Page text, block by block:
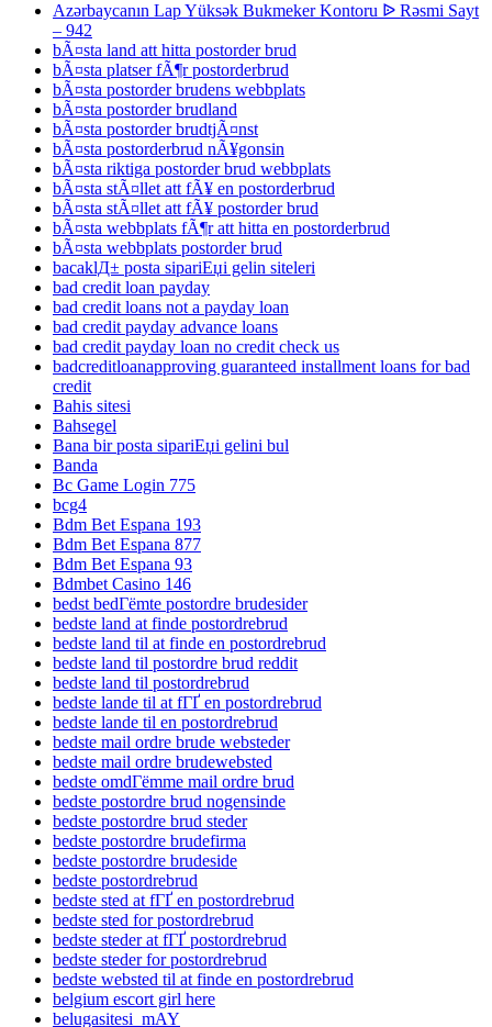
Azərbaycanın Lap Yüksək Bukmeker Kontoru ᐉ Rəsmi Sayt
– 942
bÃ¤sta land att hitta postorder brud
bÃ¤sta platser fÃ¶r postorderbrud
bÃ¤sta postorder brudens webbplats
bÃ¤sta postorder brudland
bÃ¤sta postorder brudtjÃ¤nst
bÃ¤sta postorderbrud nÃ¥gonsin
bÃ¤sta riktiga postorder brud webbplats
bÃ¤sta stÃ¤llet att fÃ¥ en postorderbrud
bÃ¤sta stÃ¤llet att fÃ¥ postorder brud
bÃ¤sta webbplats fÃ¶r att hitta en postorderbrud
bÃ¤sta webbplats postorder brud
bacaklД± posta sipariЕџi gelin siteleri
bad credit loan payday
bad credit loans not a payday loan
bad credit payday advance loans
bad credit payday loan no credit check us
badcreditloanapproving guaranteed installment loans for bad
credit
Bahis sitesi
Bahsegel
Bana bir posta sipariЕџi gelini bul
Banda
Bc Game Login 775
bcg4
Bdm Bet Espana 193
Bdm Bet Espana 877
Bdm Bet Espana 93
Bdmbet Casino 146
bedst bedГёmte postordre brudesider
bedste land at finde postordrebrud
bedste land til at finde en postordrebrud
bedste land til postordre brud reddit
bedste land til postordrebrud
bedste lande til at fГҐ en postordrebrud
bedste lande til en postordrebrud
bedste mail ordre brude websteder
bedste mail ordre brudewebsted
bedste omdГёmme mail ordre brud
bedste postordre brud nogensinde
bedste postordre brud steder
bedste postordre brudefirma
bedste postordre brudeside
bedste postordrebrud
bedste sted at fГҐ en postordrebrud
bedste sted for postordrebrud
bedste steder at fГҐ postordrebrud
bedste steder for postordrebrud
bedste websted til at finde en postordrebrud
belgium escort girl here
belugasitesi_mAY